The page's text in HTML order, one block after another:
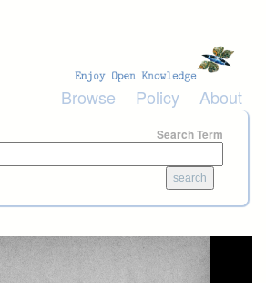
Browse Policy About
Search Term